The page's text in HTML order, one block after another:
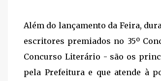
Além do lançamento da Feira,
escritores premiados no 35º
Concurso Literário - são os
pela Prefeitura e que atende à